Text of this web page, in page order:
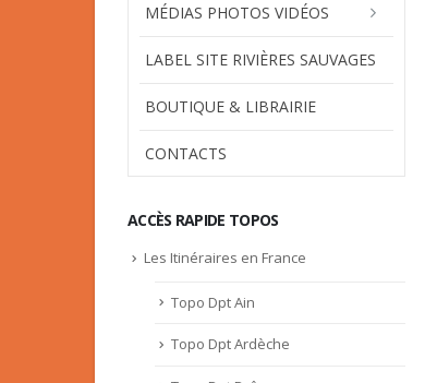
MÉDIAS PHOTOS VIDÉOS
LABEL SITE RIVIÈRES SAUVAGES
BOUTIQUE & LIBRAIRIE
CONTACTS
ACCÈS RAPIDE TOPOS
Les Itinéraires en France
Topo Dpt Ain
Topo Dpt Ardèche